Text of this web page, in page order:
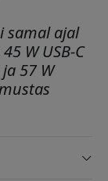
samal ajal
W USB-C
57 W